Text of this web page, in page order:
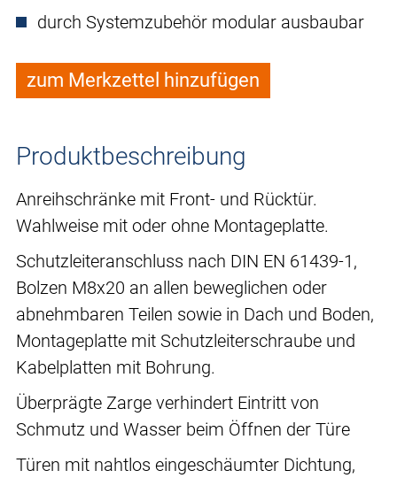
durch Systemzubehör modular ausbaubar
zum Merkzettel hinzufügen
Produktbeschreibung
Anreihschränke mit Front- und Rücktür.
Wahlweise mit oder ohne Montageplatte.
Schutzleiteranschluss nach DIN EN 61439-1,
Bolzen M8x20 an allen beweglichen oder
abnehmbaren Teilen sowie in Dach und Boden,
Montageplatte mit Schutzleiterschraube und
Kabelplatten mit Bohrung.
Überprägte Zarge verhindert Eintritt von
Schmutz und Wasser beim Öffnen der Türe
Türen mit nahtlos eingeschäumter Dichtung,